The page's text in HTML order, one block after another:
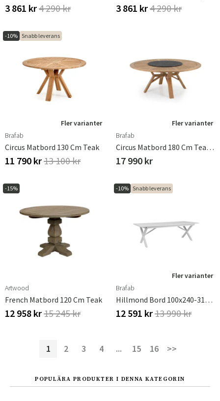
3 861 kr4 290 kr 3 861 kr4 290 kr
-10% Snabb leverans
Fler varianter
Brafab
Circus Matbord 130 Cm Teak
11 790 kr13 100 kr
Fler varianter
Brafab
Circus Matbord 180 Cm Teak Med Snurrskiva
17 990 kr
-15%
Artwood
French Matbord 120 Cm Teak
12 958 kr15 245 kr
-10% Snabb leverans
Fler varianter
Brafab
Hillmond Bord 100x240-310 Cm Vit
12 591 kr13 990 kr
1 2 3 4 ... 15 16 >>
POPULÄRA PRODUKTER I DENNA KATEGORIN